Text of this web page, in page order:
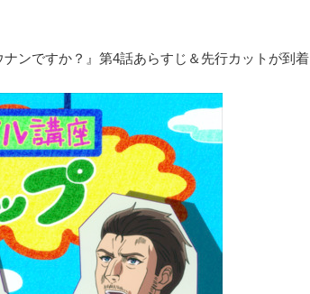
ンですか？』第4話あらすじ＆先行カットが到着